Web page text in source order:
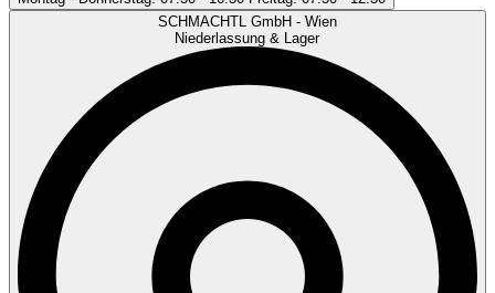
SCHMACHTL GmbH - Wien
Niederlassung & Lager